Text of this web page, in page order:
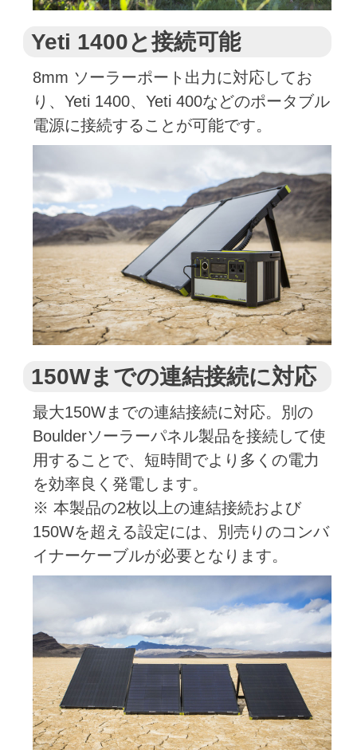
Yeti 1400と接続可能
8mm ソーラーポート出力に対応してお
り、Yeti 1400、Yeti 400などのポータブル
電源に接続することが可能です。
150Wまでの連結接続に対応
最大150Wまでの連結接続に対応。別の
Boulderソーラーパネル製品を接続して使
用することで、短時間でより多くの電力
を効率良く発電します。
※ 本製品の2枚以上の連結接続および
150Wを超える設定には、別売りのコンバ
イナーケーブルが必要となります。